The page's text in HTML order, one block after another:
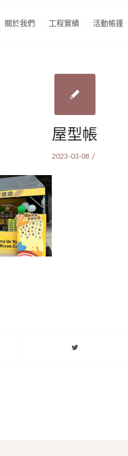
關於我們 工程實績 活動帳篷
屋型帳
2023-03-08 /